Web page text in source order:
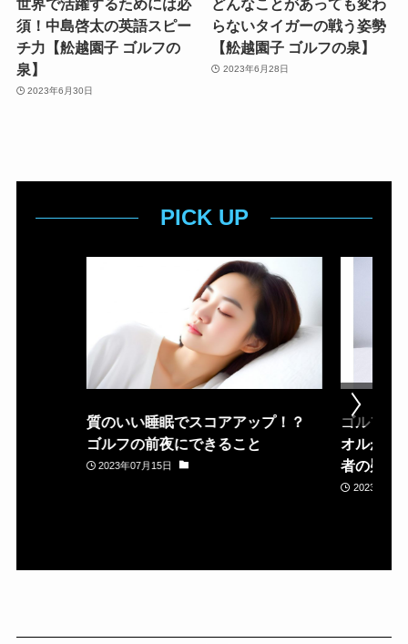
世界で活躍するためには必
須！中島啓太の英語スピー
チ力【舩越園子 ゴルフの
泉】
2023年6月30日
どんなことがあっても変わ
らないタイガーの戦う姿勢
【舩越園子 ゴルフの泉】
2023年6月28日
PICK UP
質のいい睡眠でスコアアップ！？
ゴルフの前夜にできること
2023年07月15日
ゴルフ場
オルが置
者の疑問
2023年05月